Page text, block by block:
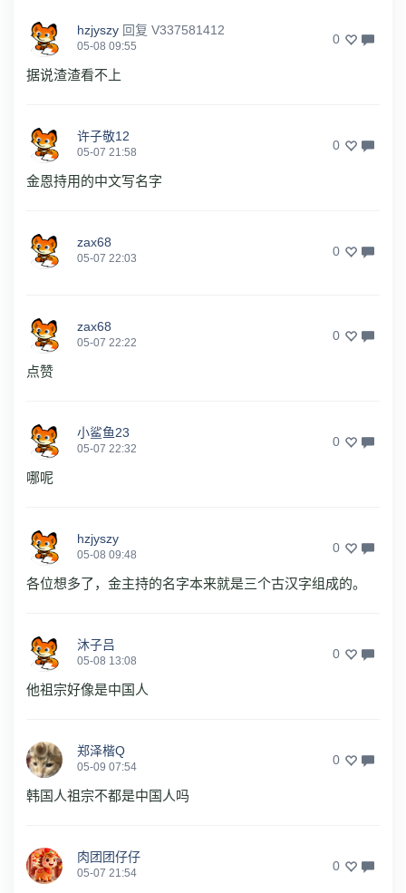
hzjyszy 回复 V337581412
05-08 09:55 0
据说渣渣看不上
许子敬12
05-07 21:58 0
金恩持用的中文写名字
zax68
05-07 22:03 0
zax68
05-07 22:22 0
点赞
小鲨鱼23
05-07 22:32 0
哪呢
hzjyszy
05-08 09:48 0
各位想多了，金主持的名字本来就是三个古汉字组成的。
沐子吕
05-08 13:08 0
他祖宗好像是中国人
郑泽楷Q
05-09 07:54 0
韩国人祖宗不都是中国人吗
肉团团仔仔
05-07 21:54 0